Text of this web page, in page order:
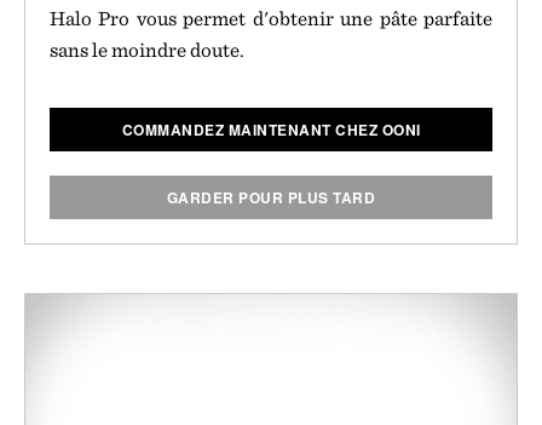
Halo Pro vous permet d'obtenir une pâte parfaite
sans le moindre doute.
COMMANDEZ MAINTENANT CHEZ OONI
GARDER POUR PLUS TARD